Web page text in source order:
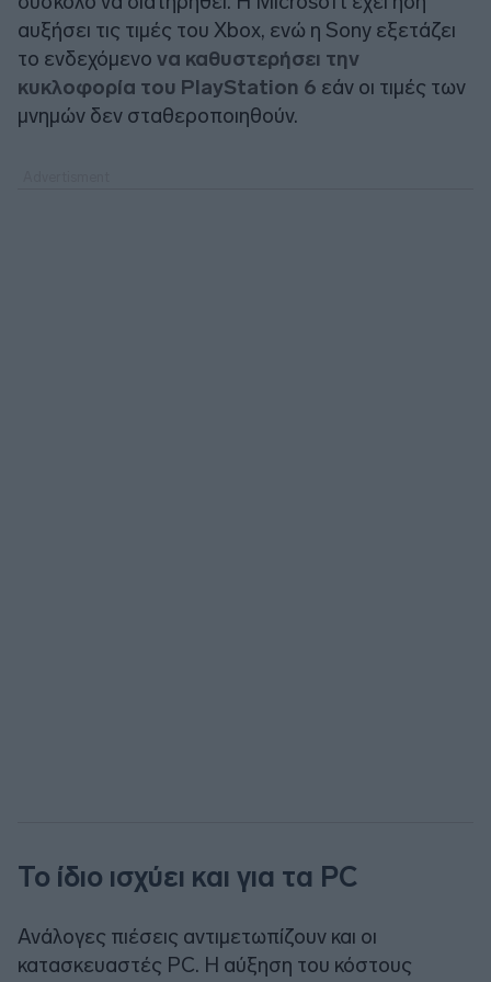
αυξήσει τις τιμές του Xbox, ενώ η Sony εξετάζει
το ενδεχόμενο να καθυστερήσει την
κυκλοφορία του PlayStation 6 εάν οι τιμές των
μνημών δεν σταθεροποιηθούν.
Το ίδιο ισχύει και για τα PC
Ανάλογες πιέσεις αντιμετωπίζουν και οι
κατασκευαστές PC. Η αύξηση του κόστους